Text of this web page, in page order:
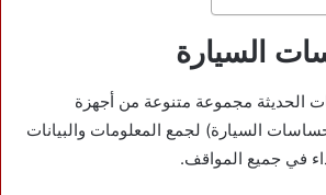
السيارة
الحديثة مجموعة متنوعة من أجهزة
السيارة) لجمع المعلومات والبيانات
في جميع المواقف.